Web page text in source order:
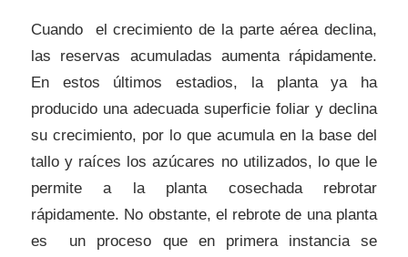
Cuando el crecimiento de la parte aérea declina,
las reservas acumuladas aumenta rápidamente.
En estos últimos estadios, la planta ya ha
producido una adecuada superficie foliar y declina
su crecimiento, por lo que acumula en la base del
tallo y raíces los azúcares no utilizados, lo que le
permite a la planta cosechada rebrotar
rápidamente. No obstante, el rebrote de una planta
es un proceso que en primera instancia se